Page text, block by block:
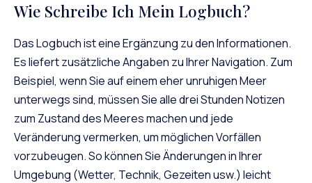
Wie Schreibe Ich Mein Logbuch?
Das Logbuch ist eine Ergänzung zu den Informationen.
Es liefert zusätzliche Angaben zu Ihrer Navigation. Zum
Beispiel, wenn Sie auf einem eher unruhigen Meer
unterwegs sind, müssen Sie alle drei Stunden Notizen
zum Zustand des Meeres machen und jede
Veränderung vermerken, um möglichen Vorfällen
vorzubeugen. So können Sie Änderungen in Ihrer
Umgebung (Wetter, Technik, Gezeiten usw.) leicht